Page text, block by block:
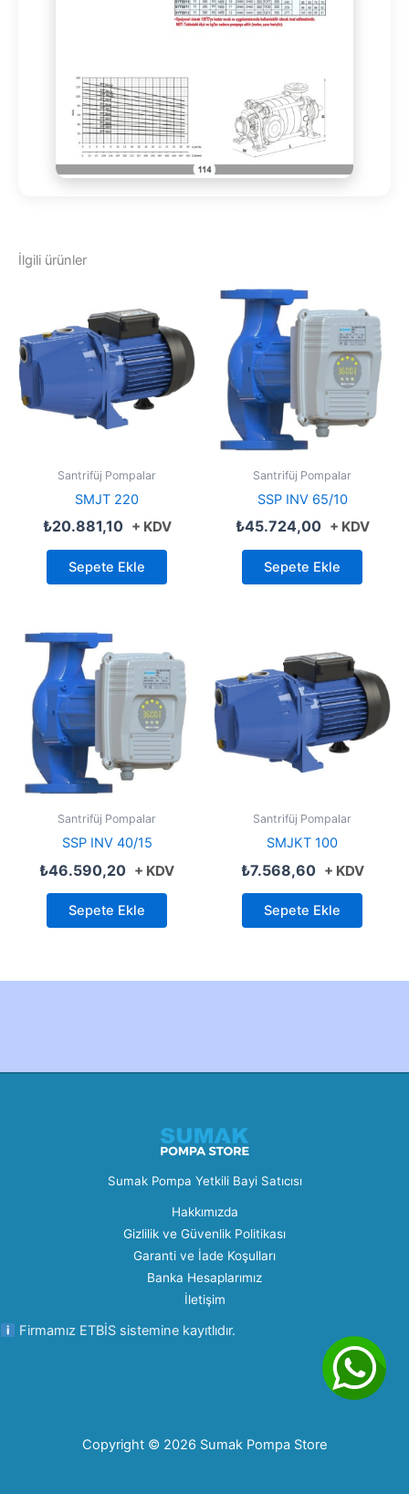
İlgili ürünler
Santrifüj Pompalar
SMJT 220
₺20.881,10 + KDV
Sepete Ekle
Santrifüj Pompalar
SSP INV 65/10
₺45.724,00 + KDV
Sepete Ekle
Santrifüj Pompalar
SSP INV 40/15
₺46.590,20 + KDV
Sepete Ekle
Santrifüj Pompalar
SMJKT 100
₺7.568,60 + KDV
Sepete Ekle
Sumak Pompa Yetkili Bayi Satıcısı
Hakkımızda
Gizlilik ve Güvenlik Politikası
Garanti ve İade Koşulları
Banka Hesaplarımız
İletişim
Firmamız ETBİS sistemine kayıtlıdır.
Copyright © 2026 Sumak Pompa Store